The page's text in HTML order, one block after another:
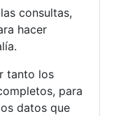
consultas,
hacer
tanto los
para
datos que